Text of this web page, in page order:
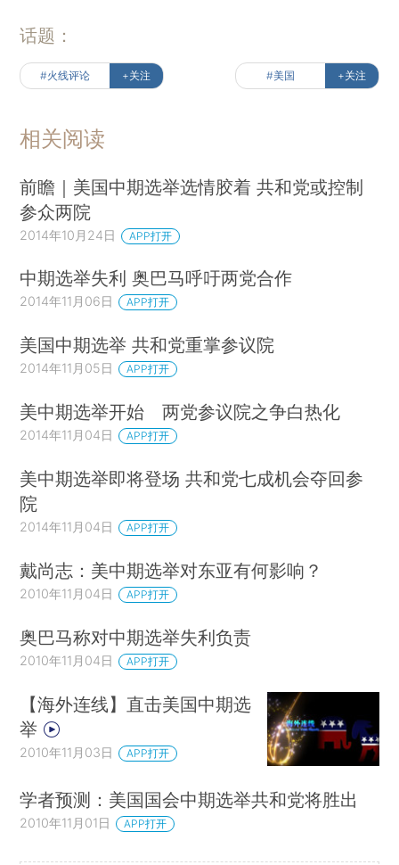
话题：
#火线评论 +关注 #美国 +关注
相关阅读
前瞻｜美国中期选举选情胶着 共和党或控制
参众两院
2014年10月24日 APP打开
中期选举失利 奥巴马呼吁两党合作
2014年11月06日 APP打开
美国中期选举 共和党重掌参议院
2014年11月05日 APP打开
美中期选举开始 两党参议院之争白热化
2014年11月04日 APP打开
美中期选举即将登场 共和党七成机会夺回参
院
2014年11月04日 APP打开
戴尚志：美中期选举对东亚有何影响？
2010年11月04日 APP打开
奥巴马称对中期选举失利负责
2010年11月04日 APP打开
【海外连线】直击美国中期选
举
2010年11月03日 APP打开
学者预测：美国国会中期选举共和党将胜出
2010年11月01日 APP打开